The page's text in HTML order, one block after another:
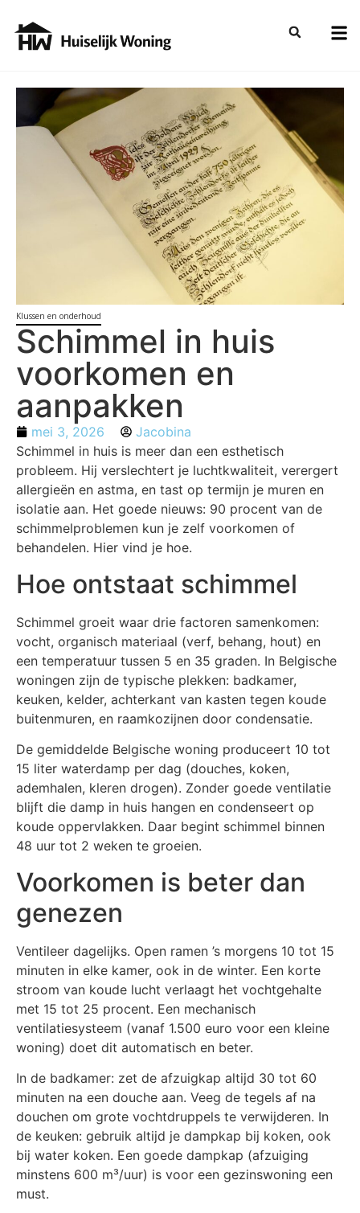
Klussen en onderhoud
Schimmel in huis
voorkomen en
aanpakken
mei 3, 2026
Jacobina
Schimmel in huis is meer dan een esthetisch
probleem. Hij verslechtert je luchtkwaliteit, verergert
allergieën en astma, en tast op termijn je muren en
isolatie aan. Het goede nieuws: 90 procent van de
schimmelproblemen kun je zelf voorkomen of
behandelen. Hier vind je hoe.
Hoe ontstaat schimmel
Schimmel groeit waar drie factoren samenkomen:
vocht, organisch materiaal (verf, behang, hout) en
een temperatuur tussen 5 en 35 graden. In Belgische
woningen zijn de typische plekken: badkamer,
keuken, kelder, achterkant van kasten tegen koude
buitenmuren, en raamkozijnen door condensatie.
De gemiddelde Belgische woning produceert 10 tot
15 liter waterdamp per dag (douches, koken,
ademhalen, kleren drogen). Zonder goede ventilatie
blijft die damp in huis hangen en condenseert op
koude oppervlakken. Daar begint schimmel binnen
48 uur tot 2 weken te groeien.
Voorkomen is beter dan
genezen
Ventileer dagelijks. Open ramen ’s morgens 10 tot 15
minuten in elke kamer, ook in de winter. Een korte
stroom van koude lucht verlaagt het vochtgehalte
met 15 tot 25 procent. Een mechanisch
ventilatiesysteem (vanaf 1.500 euro voor een kleine
woning) doet dit automatisch en beter.
In de badkamer: zet de afzuigkap altijd 30 tot 60
minuten na een douche aan. Veeg de tegels af na
douchen om grote vochtdruppels te verwijderen. In
de keuken: gebruik altijd je dampkap bij koken, ook
bij water koken. Een goede dampkap (afzuiging
minstens 600 m³/uur) is voor een gezinswoning een
must.